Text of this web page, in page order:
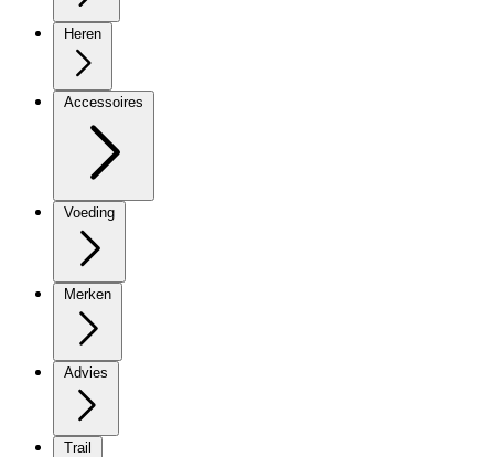
Heren
Accessoires
Voeding
Merken
Advies
Trail